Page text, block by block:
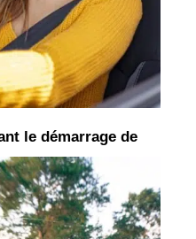
le démarrage de